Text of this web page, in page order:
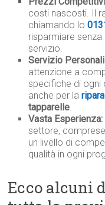
costi nascosti. Il
chiamando lo
risparmiare
servizio.
Servizio
attenzione a
specifiche di ogni
anche per la
tapparelle.
Vasta Esperienza:
settore,
un livello di
qualità in ogni
Ecco alcuni